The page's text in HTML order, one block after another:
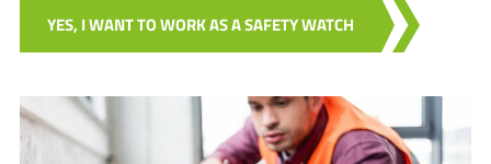
YES, I WANT TO WORK AS A SAFETY WATCH